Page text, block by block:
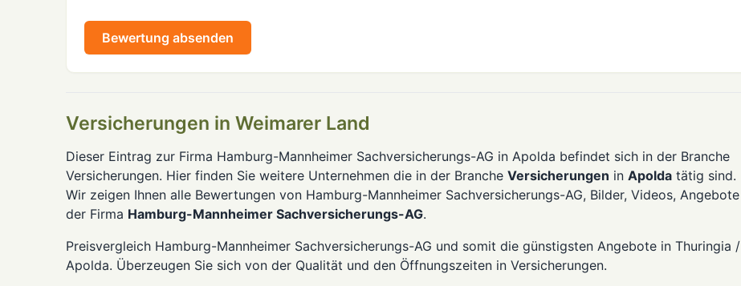
Bewertung absenden
Versicherungen in Weimarer Land
Dieser Eintrag zur Firma Hamburg-Mannheimer Sachversicherungs-AG in Apolda befindet sich in der Branche
Versicherungen. Hier finden Sie weitere Unternehmen die in der Branche Versicherungen in Apolda tätig sind.
Wir zeigen Ihnen alle Bewertungen von Hamburg-Mannheimer Sachversicherungs-AG, Bilder, Videos, Angebote
der Firma Hamburg-Mannheimer Sachversicherungs-AG.
Preisvergleich Hamburg-Mannheimer Sachversicherungs-AG und somit die günstigsten Angebote in Thuringia /
Apolda. Überzeugen Sie sich von der Qualität und den Öffnungszeiten in Versicherungen.